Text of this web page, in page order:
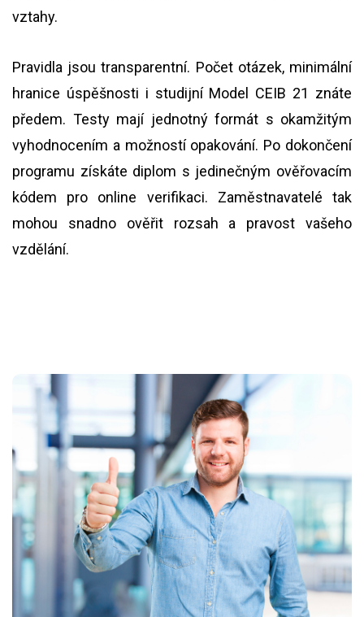
vztahy.
Pravidla jsou transparentní. Počet otázek, minimální
hranice úspěšnosti i studijní Model CEIB 21 znáte
předem. Testy mají jednotný formát s okamžitým
vyhodnocením a možností opakování. Po dokončení
programu získáte diplom s jedinečným ověřovacím
kódem pro online verifikaci. Zaměstnavatelé tak
mohou snadno ověřit rozsah a pravost vašeho
vzdělání.